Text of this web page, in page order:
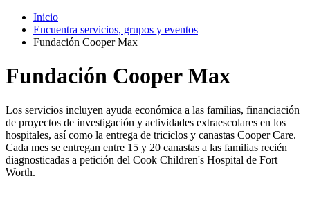
Inicio
Encuentra servicios, grupos y eventos
Fundación Cooper Max
Fundación Cooper Max
Los servicios incluyen ayuda económica a las familias, financiación
de proyectos de investigación y actividades extraescolares en los
hospitales, así como la entrega de triciclos y canastas Cooper Care.
Cada mes se entregan entre 15 y 20 canastas a las familias recién
diagnosticadas a petición del Cook Children's Hospital de Fort
Worth.